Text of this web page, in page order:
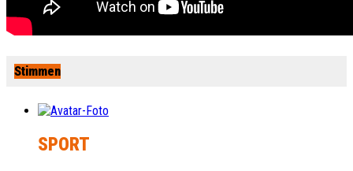
Stimmen
SPORT